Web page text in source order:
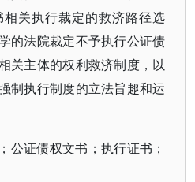
关执行裁定的救济路径选
的法院裁定不予执行公证债
关主体的权利救济制度，以
制执行制度的立法旨趣和运
公证债权文书；执行证书；